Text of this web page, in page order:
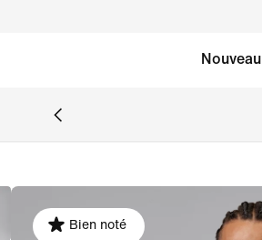
Nouveau
Bien noté